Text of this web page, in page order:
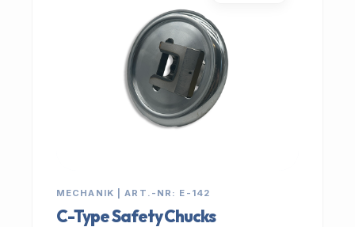
MECHANIK | ART.-NR: E-142
C-Type Safety Chucks